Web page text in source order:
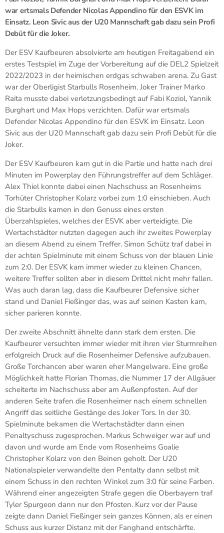
war ertsmals Defender Nicolas Appendino für den ESVK im
Einsatz. Leon Sivic aus der U20 Mannschaft gab dazu sein Profi
Debüt für die Joker.
Der ESV Kaufbeuren absolvierte am heutigen Freitagabend ein
erstes Testspiel im Zuge der Vorbereitung auf die DEL2 Spielzeit
2022/2023 in der heimischen erdgas schwaben arena. Zu Gast
war der Oberligist Starbulls Rosenheim. Joker Trainer Marko
Raita musste dabei verletzungsbedingt auf Fabi Koziol, Yannik
Burghart und Max Hops verzichten. Dafür war ertsmals
Defender Nicolas Appendino für den ESVK im Einsatz. Leon
Sivic aus der U20 Mannschaft gab dazu sein Profi Debüt für die
Joker.
Der ESV Kaufbeuren kam gut in die Partie und hatte nach drei
Minuten im Powerplay den Führungstreffer auf dem Schläger.
Alex Thiel konnte dabei einen Nachschuss an Rosenheims
Torhüter Christopher Kolarz vorbei zum 1:0 einschieben. Auch
die Starbulls kamen in den Genuss eines ersten
Überzahlspieles, welches der ESVK aber verteidigte. Die
Wertachstädter nutzten dagegen auch ihr zweites Powerplay
an diesem Abend zu einem Treffer. Simon Schütz traf dabei in
der achten Spielminute mit einem Schuss von der blauen Linie
zum 2:0. Der ESVK kam immer wieder zu kleinen Chancen,
weitere Treffer sollten aber in diesem Drittel nicht mehr fallen.
Was auch daran lag, dass die Kaufbeurer Defensive sicher
stand und Daniel Fießinger das, was auf seinen Kasten kam,
sicher parieren konnte.
Der zweite Abschnitt ähnelte dann stark dem ersten. Die
Kaufbeurer versuchten immer wieder mit ihren vier Sturmreihen
erfolgreich Druck auf die Rosenheimer Defensive aufzubauen.
Große Torchancen aber waren eher Mangelware. Eine große
Möglichkeit hatte Florian Thomas, die Nummer 17 der Allgäuer
scheiterte im Nachschuss aber am Außenpfosten. Auf der
anderen Seite trafen die Rosenheimer nach einem schnellen
Angriff das seitliche Gestänge des Joker Tors. In der 30.
Spielminute bekamen die Wertachstädter dann einen
Penaltyschuss zugesprochen. Markus Schweiger war auf und
davon und wurde am Ende vom Rosenheims Goalie
Christopher Kolarz von den Beinen geholt. Der U20
Nationalspieler verwandelte den Pentalty dann selbst mit
einem Schuss in den rechten Winkel zum 3:0 für seine Farben.
Während einer angezeigten Strafe gegen die Oberbayern traf
Tyler Spurgeon dann nur den Pfosten. Kurz vor der Pause
zeigte dann Daniel Fießinger sein ganzes Können, als er einen
Schuss aus kurzer Distanz mit der Fanghand entschärfte.